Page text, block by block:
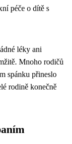
péče o dítě s
léky ani
Mnoho rodičů
spánku přineslo
rodině konečně